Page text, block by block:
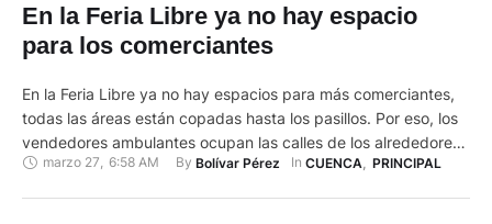
En la Feria Libre ya no hay espacio
para los comerciantes
En la Feria Libre ya no hay espacios para más comerciantes,
todas las áreas están copadas hasta los pasillos. Por eso, los
vendedores ambulantes ocupan las calles de los alrededores
a pesar de los controles municipales. Adueñados de las
marzo 27, 6:58 AM By Bolívar Pérez In CUENCA PRINCIPAL